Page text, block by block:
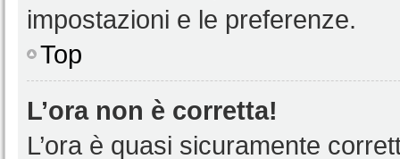
impostazioni e le preferenze.
Top
L’ora non è corretta!
L’ora è quasi sicuramente